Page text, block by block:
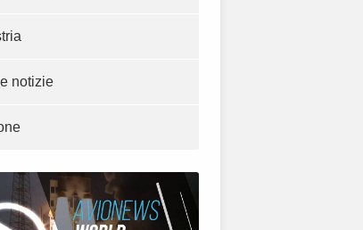
notizie